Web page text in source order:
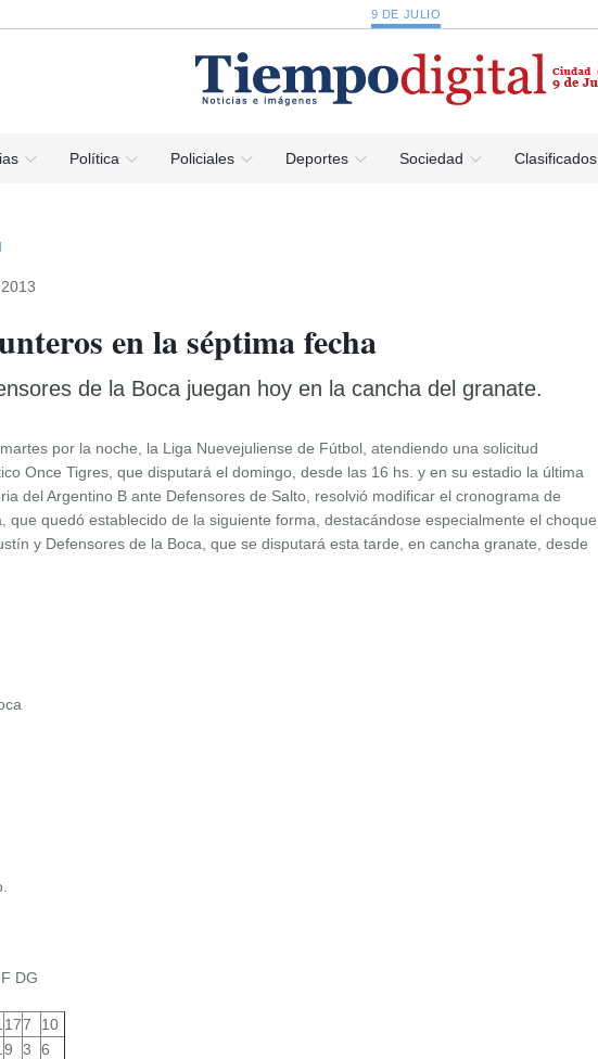
9 DE JULIO
Política Policiales Deportes Sociedad Clasificados
en la séptima fecha
de la Boca juegan hoy en la cancha del granate.
por la noche, la Liga Nuevejuliense de Fútbol, atendiendo una solicitud
Once Tigres, que disputará el domingo, desde las 16 hs. y en su estadio la última
del Argentino B ante Defensores de Salto, resolvió modificar el cronograma de
que quedó establecido de la siguiente forma, destacándose especialmente el choque
y Defensores de la Boca, que se disputará esta tarde, en cancha granate, desde
DG
177
10
9 3
6